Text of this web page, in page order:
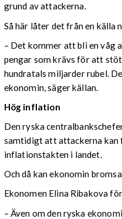
grund av attackerna.
Så här låter det från en källa
– Det kommer att bli en våg
pengar som krävs för att
hundratals miljarder rubel.
ekonomin, säger källan.
Hög inflation
Den ryska
samtidigt att attackerna kan
inflationstakten i landet.
Och då kan ekonomin
Ekonomen Elina Ribakova
– Även om den ryska